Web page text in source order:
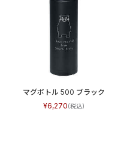
マグボトル 500 ブラック
6,270